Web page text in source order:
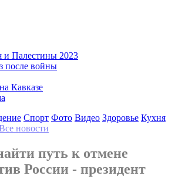
и Палестины 2023
войны
Кавказе
Спорт Фото Видео Здоровье Кухня
новости
путь к отмене
России - президент